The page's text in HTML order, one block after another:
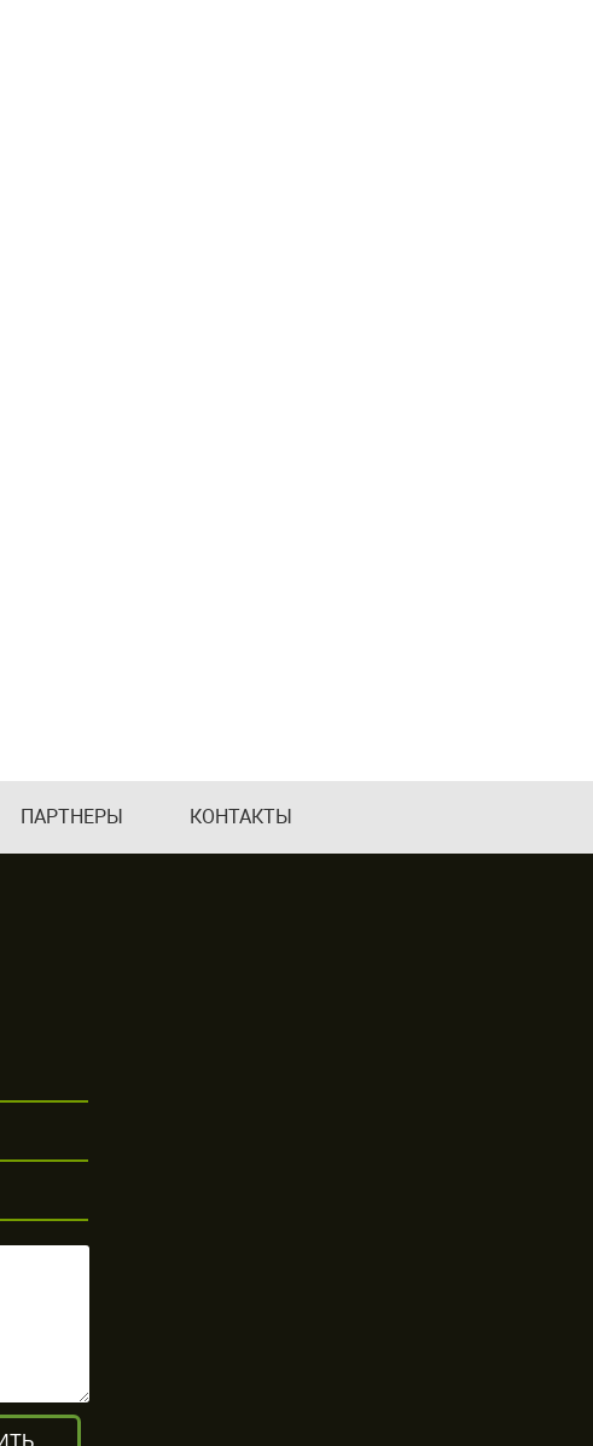
ПАРТНЕРЫ КОНТАКТЫ